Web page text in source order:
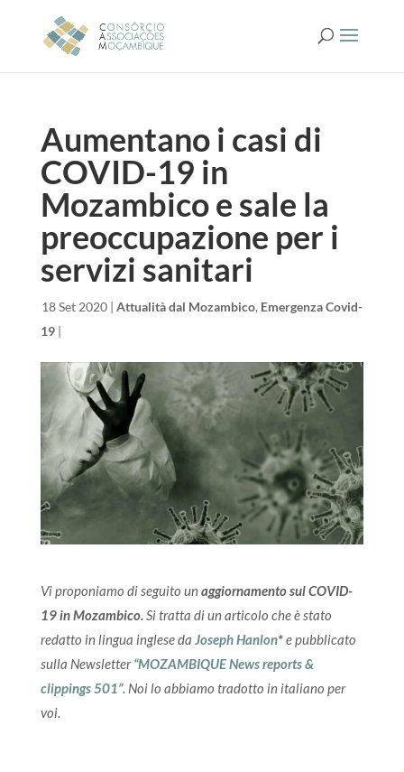
Aumentano i casi di
COVID-19 in
Mozambico e sale la
preoccupazione per i
servizi sanitari
18 Set 2020| Attualità dal Mozambico, Emergenza Covid-
19|
Vi proponiamo di seguito unaggiornamento sul COVID-
19 in Mozambico. Si tratta di un articolo che è stato
redatto in lingua inglese da Joseph Hanlon*e pubblicato
sulla Newsletter“MOZAMBIQUE News reports &
clippings 501”. Noi lo abbiamo tradotto in italiano per
voi.